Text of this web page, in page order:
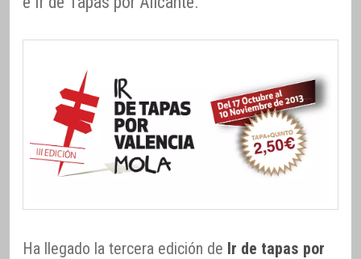
Ha llegado la tercera edición de Ir de tapas por